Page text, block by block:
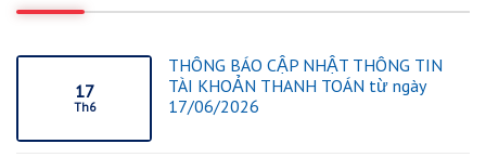
17
Th6
THÔNG BÁO CẬP NHẬT THÔNG TIN
TÀI KHOẢN THANH TOÁN từ ngày
17/06/2026